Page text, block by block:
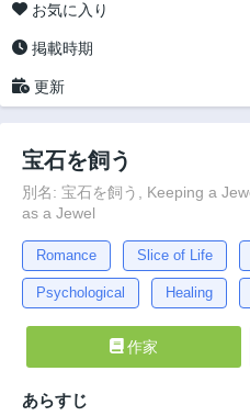
お気に入り
掲載時期
更新
宝石を飼う
別名: 宝石を飼う, Keeping a
as a Jewel
Romance Slice of Life
Psychological Healing
作家
あらすじ